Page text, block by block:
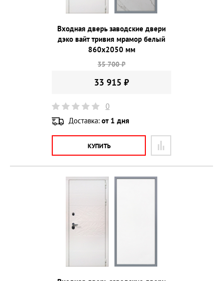
Входная дверь заводские двери
дэко вайт тривия мрамор белый
860х2050 мм
35 700 ₽
33 915 ₽
0
Доставка: от 1 дня
КУПИТЬ